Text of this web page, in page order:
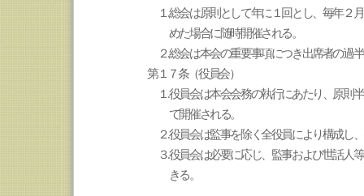
１ .総会は原則として年に１回とし、毎年２
めた場合に随時開催される。
２.総会は本会の重要事項につき出席者の
第１７条（役員会）
１ .役員会は本会会務の執行にあたり、原則
て開催される。
２.役員会は監事を除く全役員により構成し
３.役員会は必要に応じ、監事および世話人
きる。